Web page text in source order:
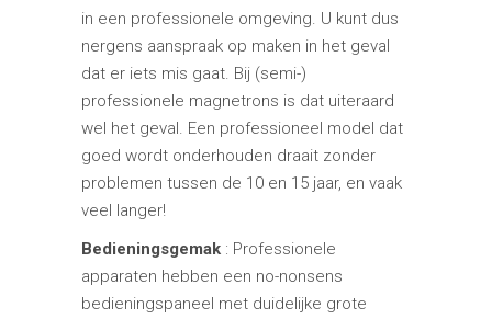
in een professionele omgeving. U kunt dus
nergens aanspraak op maken in het geval
dat er iets mis gaat. Bij (semi-)
professionele magnetrons is dat uiteraard
wel het geval. Een professioneel model dat
goed wordt onderhouden draait zonder
problemen tussen de 10 en 15 jaar, en vaak
veel langer!
Bedieningsgemak : Professionele
apparaten hebben een no-nonsens
bedieningspaneel met duidelijke grote